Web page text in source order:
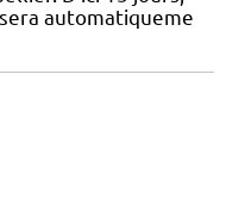
automatiqueme